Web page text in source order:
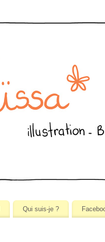
Qui suis-je ?